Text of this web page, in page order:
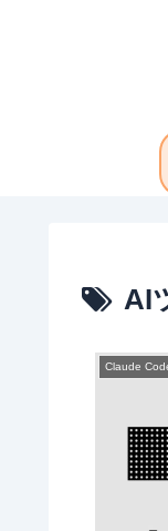
AI
Claude